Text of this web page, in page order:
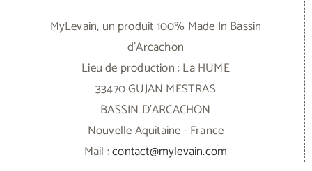
MyLevain, un produit 100% Made In Bassin
d'Arcachon
Lieu de production : La HUME
33470 GUJAN MESTRAS
BASSIN D'ARCACHON
Nouvelle Aquitaine - France
Mail :contact@mylevain.com